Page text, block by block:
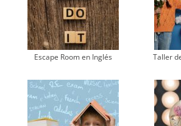
Escape Room en Inglés Taller